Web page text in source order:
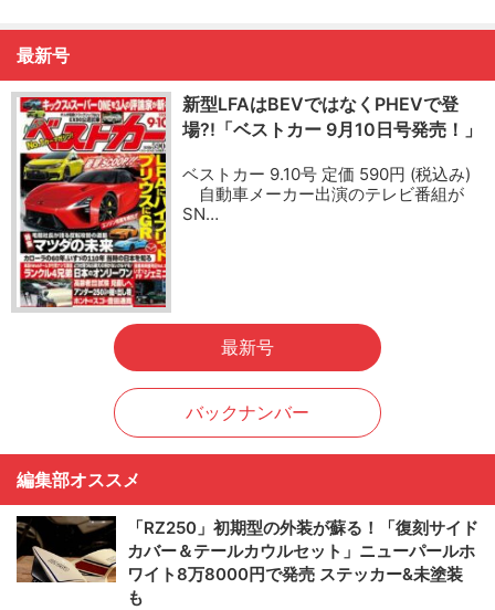
最新号
新型LFAはBEVではなくPHEVで登
場?!「ベストカー 9月10日号発売！」
ベストカー 9.10号 定価 590円 (税込み)
自動車メーカー出演のテレビ番組が
SN…
最新号
バックナンバー
編集部オススメ
「RZ250」初期型の外装が蘇る！「復刻サイド
カバー＆テールカウルセット」ニューパールホ
ワイト8万8000円で発売 ステッカー&未塗装
も